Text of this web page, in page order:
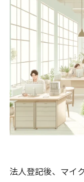
法人登記後、マイ